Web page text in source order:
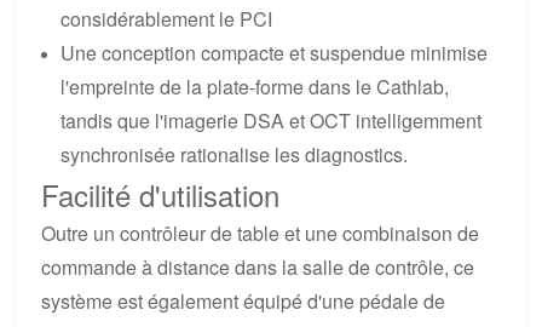
considérablement le PCI
Une conception compacte et suspendue minimise
l'empreinte de la plate-forme dans le Cathlab,
tandis que l'imagerie DSA et OCT intelligemment
synchronisée rationalise les diagnostics.
Facilité d'utilisation
Outre un contrôleur de table et une combinaison de
commande à distance dans la salle de contrôle, ce
système est également équipé d'une pédale de